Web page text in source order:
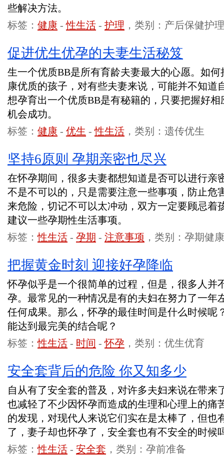
些解决方法。
标签： 健康 -性生活 - 护理 ，类别：产后保健护理
促进优生优孕的夫妻生活秘笈
生一个优质BB是所有育龄夫妻最大的心愿。如
康优质的孩子，对有些夫妻来说，可能并不知道
想孕育出一个优质BB是有秘籍的，只要把握好
机会成功。
标签： 健康 - 优生 -性生活 ，类别：遗传优生
坚持6原则 孕期亲密也尽兴
在怀孕期间，很多夫妻都想知道是否可以进行亲
不是不可以的，只是需要注意一些事项，防止危
来危险，切记不可以太冲动，双方一定要顾忌着
建议一些孕期性生活事项。
标签：性生活 - 孕期 - 注意事项 ，类别：孕期健康
把握黄金时刻 迎接好孕降临
怀孕似乎是一个很简单的过程，但是，很多人并
孕。最常见的一种情况是有的夫妇在努力了一年
任何成果。那么，怀孕的最佳时间是什么时候呢
能达到最完美的结合呢？
标签：性生活 - 时间 -怀孕 ，类别：优生优育
安全套背后的危险 你又知多少
自从有了安全套的普及，对许多夫妇来说在带来
也减轻了不少因怀孕而造成的生理和心理上的痛
的发现，对现代人来说它们实在是太棒了，但也
了，妻子却也怀孕了，安全套也有不安全的时候
标签：性生活 - 安全套 ，类别：孕前准备